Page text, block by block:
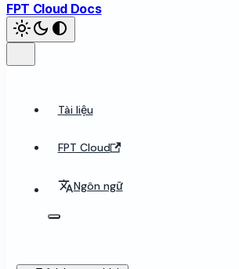
FPT Cloud Docs
Tài liệu
FPT Cloud
Ngôn ngữ